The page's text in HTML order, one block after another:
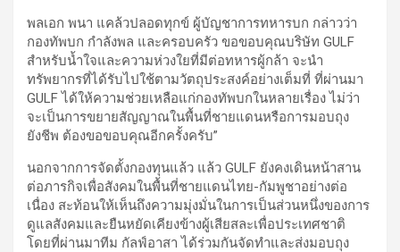
พลเอก พนา แคล้วปลอดทุกข์ ผู้บัญชาการทหารบก กล่าวว่า
กองทัพบก กำลังพล และครอบครัว ขอขอบคุณบริษัท GULF
สำหรับน้ำใจและความห่วงใยที่มีต่อทหารผู้กล้า จะนำ
ทรัพยากรที่ได้รับไปใช้ตามวัตถุประสงค์อย่างเต็มที่ ที่ผ่านมา
GULF ได้ให้ความช่วยเหลือแก่กองทัพบกในหลายเรื่อง ไม่ว่า
จะเป็นการขยายสัญญาณในพื้นที่ชายแดนหรือการมอบถุง
ยังชีพ ต้องขอขอบคุณอีกครั้งครับ”
นอกจากการจัดตั้งกองทุนแล้ว แล้ว GULF ยังคงเดินหน้าสาน
ต่อภารกิจเพื่อสังคมในพื้นที่ชายแดนไทย-กัมพูชาอย่างต่อ
เนื่อง สะท้อนให้เห็นถึงความมุ่งมั่นในการเป็นส่วนหนึ่งของการ
ดูแลสังคมและยืนหยัดเคียงข้างผู้เสียสละเพื่อประเทศชาติ
โดยที่ผ่านมาทีม กัลฟ์อาสา ได้ร่วมกันจัดทำและส่งมอบถุง